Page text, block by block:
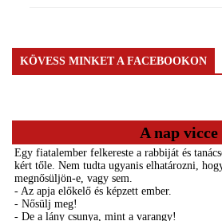
KÖVESS MINKET A FACEBOOKON
A nap vicce